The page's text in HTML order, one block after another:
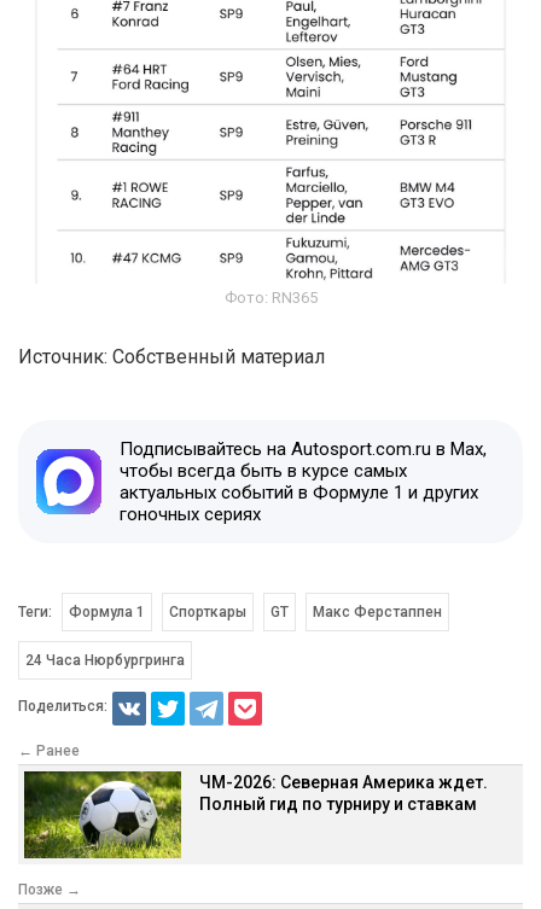
Фото: RN365
Источник: Собственный материал
Подписывайтесь на Autosport.com.ru в Max,
чтобы всегда быть в курсе самых
актуальных событий в Формуле 1 и других
гоночных сериях
Теги: Формула 1 Спорткары GT Макс Ферстаппен
24 Часа Нюрбургринга
Поделиться:
← Ранее
ЧМ-2026: Северная Америка ждет.
Полный гид по турниру и ставкам
Позже →